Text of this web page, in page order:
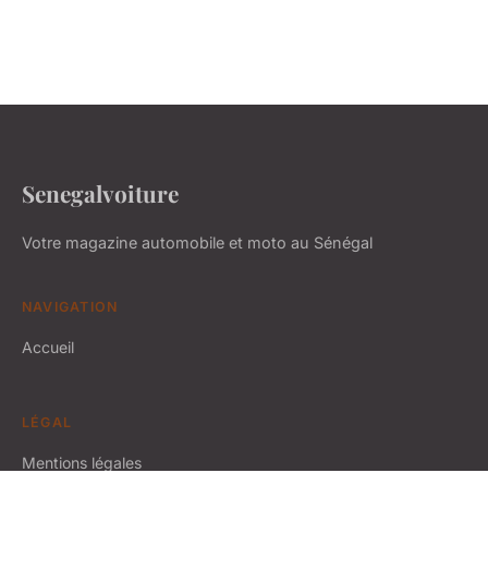
Senegalvoiture
Votre magazine automobile et moto au Sénégal
NAVIGATION
Accueil
LÉGAL
Mentions légales